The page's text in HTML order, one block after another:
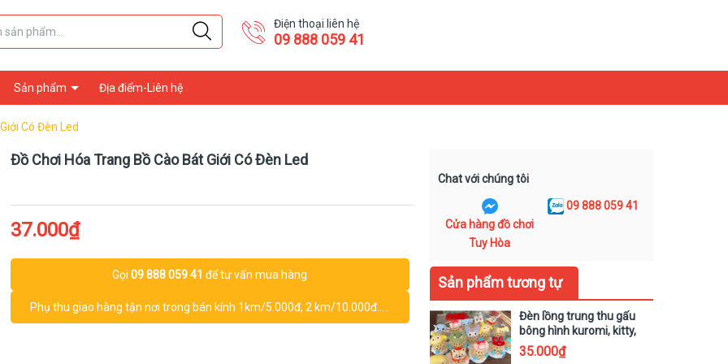
Điện thoại liên hệ
09 888 059 41
Sản phẩm Địa điểm-Liên hệ
Có Đèn Led
Đồ Chơi Hóa Trang Bồ Cào Bát Giới Có Đèn Led
37.000₫
Gọi09 888 059 41 để tư vấn mua hàng
Phụ thu giao hàng tận nơi trong bán kính 1km/5.000đ, 2 km/10.000đ.....
Chat với chúng tôi
Cửa hàng đồ chơi
Tuy Hòa
09 888 059 41
Sản phẩm tương tự
Đèn lồng trung thu gấu
bông hình kuromi, kitty,
gấu dâu, gà, thỏ dễ
thương hottrend
35.000₫